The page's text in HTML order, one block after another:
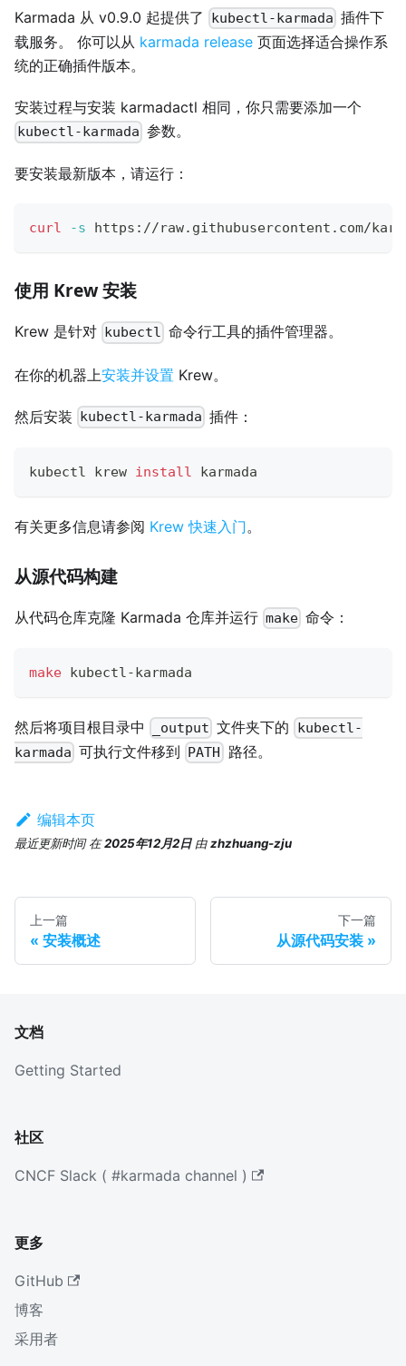
Karmada 从 v0.9.0 起提供了 kubectl-karmada 插件下
载服务。 你可以从 karmada release 页面选择适合操作系
统的正确插件版本。
安装过程与安装 karmadactl 相同，你只需要添加一个
kubectl-karmada 参数。
要安装最新版本，请运行：
curl -s https://raw.githubusercontent.com/
使用 Krew 安装
Krew 是针对 kubectl 命令行工具的插件管理器。
在你的机器上安装并设置 Krew。
然后安装 kubectl-karmada 插件：
kubectl krew install karmada
有关更多信息请参阅 Krew 快速入门。
从源代码构建
从代码仓库克隆 Karmada 仓库并运行 make 命令：
make kubectl-karmada
然后将项目根目录中 _output 文件夹下的
kubectl-
karmada 可执行文件移到 PATH 路径。
编辑本页
最近更新时间在2025年12月2日由zhzhuang-zju
上一篇
安装概述
下一篇
从源代码安装
文档
Getting Started
社区
CNCF Slack ( #karmada channel )
更多
GitHub
博客
采用者